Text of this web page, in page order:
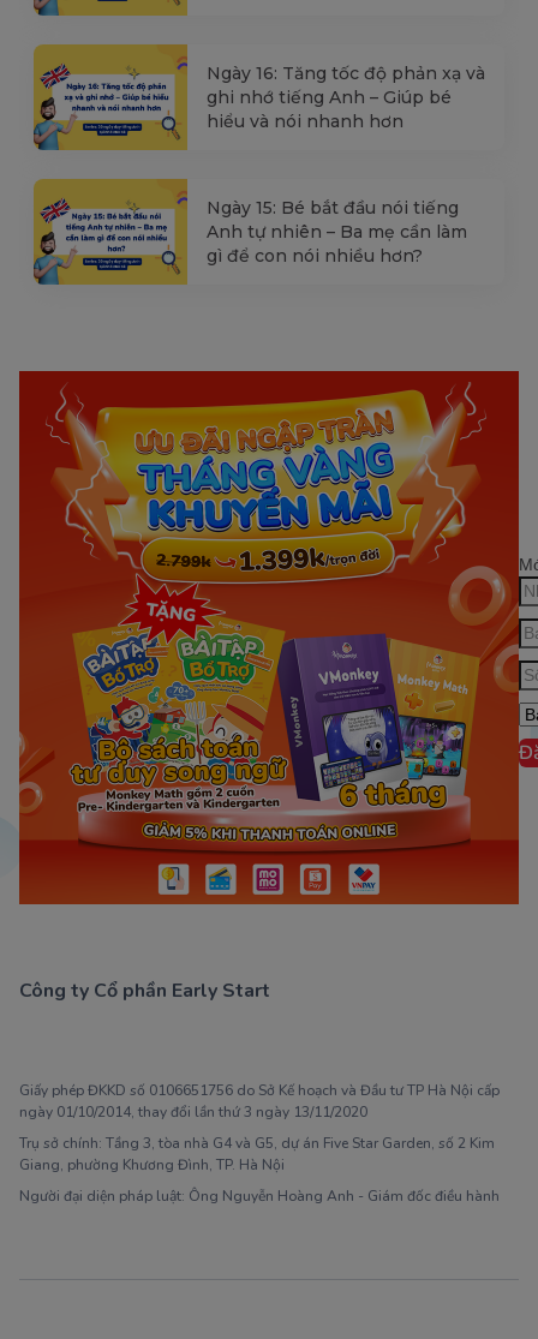
Ngày 16: Tăng tốc độ phản xạ và
ghi nhớ tiếng Anh – Giúp bé
hiểu và nói nhanh hơn
Ngày 15: Bé bắt đầu nói tiếng
Anh tự nhiên – Ba mẹ cần làm
gì để con nói nhiều hơn?
Công ty Cổ phần Early Start
Giấy phép ĐKKD số 0106651756 do Sở Kế hoạch và Đầu tư TP Hà Nội cấp
ngày 01/10/2014, thay đổi lần thứ 3 ngày 13/11/2020
Trụ sở chính: Tầng 3, tòa nhà G4 và G5, dự án Five Star Garden, số 2 Kim
Giang, phường Khương Đình, TP. Hà Nội
Người đại diện pháp luật: Ông Nguyễn Hoàng Anh - Giám đốc điều hành